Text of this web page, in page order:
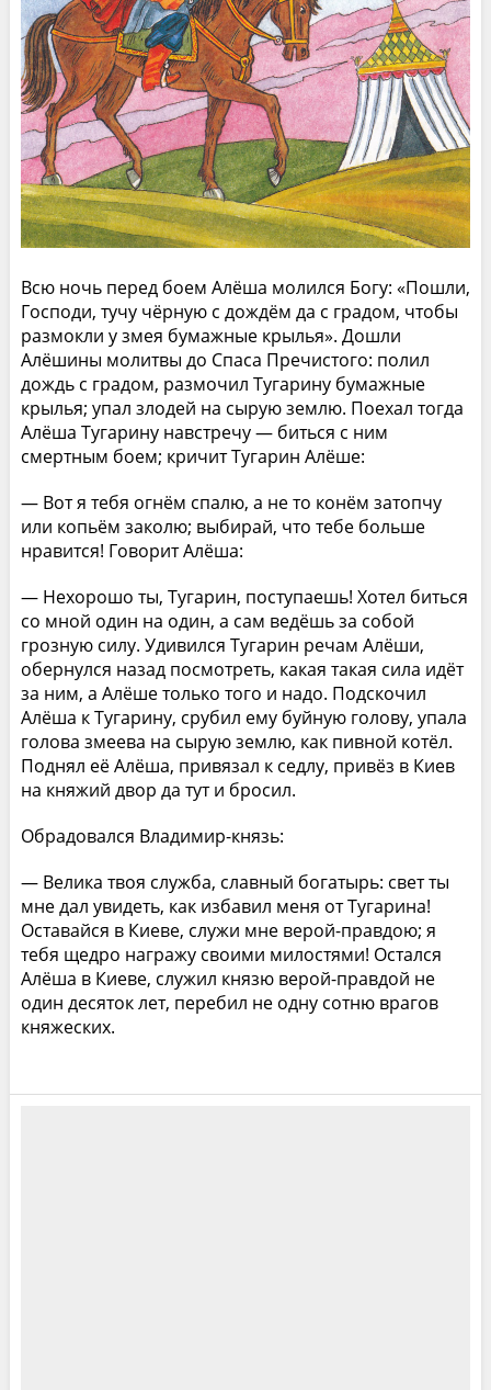
Всю ночь перед боем Алёша молился Богу: «Пошли,
Господи, тучу чёрную с дождём да с градом, чтобы
размокли у змея бумажные крылья». Дошли
Алёшины молитвы до Спаса Пречистого: полил
дождь с градом, размочил Тугарину бумажные
крылья; упал злодей на сырую землю. Поехал тогда
Алёша Тугарину навстречу — биться с ним
смертным боем; кричит Тугарин Алёше:
— Вот я тебя огнём спалю, а не то конём затопчу
или копьём заколю; выбирай, что тебе больше
нравится! Говорит Алёша:
— Нехорошо ты, Тугарин, поступаешь! Хотел биться
со мной один на один, а сам ведёшь за собой
грозную силу. Удивился Тугарин речам Алёши,
обернулся назад посмотреть, какая такая сила идёт
за ним, а Алёше только того и надо. Подскочил
Алёша к Тугарину, срубил ему буйную голову, упала
голова змеева на сырую землю, как пивной котёл.
Поднял её Алёша, привязал к седлу, привёз в Киев
на княжий двор да тут и бросил.
Обрадовался Владимир-князь:
— Велика твоя служба, славный богатырь: свет ты
мне дал увидеть, как избавил меня от Тугарина!
Оставайся в Киеве, служи мне верой-правдою; я
тебя щедро награжу своими милостями! Остался
Алёша в Киеве, служил князю верой-правдой не
один десяток лет, перебил не одну сотню врагов
княжеских.